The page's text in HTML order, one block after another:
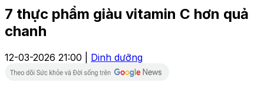
7 thực phẩm giàu vitamin C hơn quả
chanh
12-03-2026 21:00 | Dinh dưỡng